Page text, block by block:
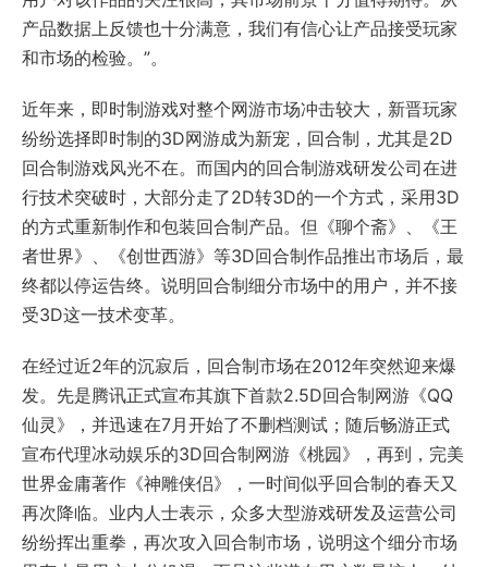
产品数据上反馈也十分满意，我们有信心让产品接受玩家
和市场的检验。”。
近年来，即时制游戏对整个网游市场冲击较大，新晋玩家
纷纷选择即时制的3D网游成为新宠，回合制，尤其是2D
回合制游戏风光不在。而国内的回合制游戏研发公司在进
行技术突破时，大部分走了2D转3D的一个方式，采用3D
的方式重新制作和包装回合制产品。但《聊个斋》、《王
者世界》、《创世西游》等3D回合制作品推出市场后，最
终都以停运告终。说明回合制细分市场中的用户，并不接
受3D这一技术变革。
在经过近2年的沉寂后，回合制市场在2012年突然迎来爆
发。先是腾讯正式宣布其旗下首款2.5D回合制网游《QQ
仙灵》，并迅速在7月开始了不删档测试；随后畅游正式
宣布代理冰动娱乐的3D回合制网游《桃园》，再到，完美
世界金庸著作《神雕侠侣》，一时间似乎回合制的春天又
再次降临。业内人士表示，众多大型游戏研发及运营公司
纷纷挥出重拳，再次攻入回合制市场，说明这个细分市场